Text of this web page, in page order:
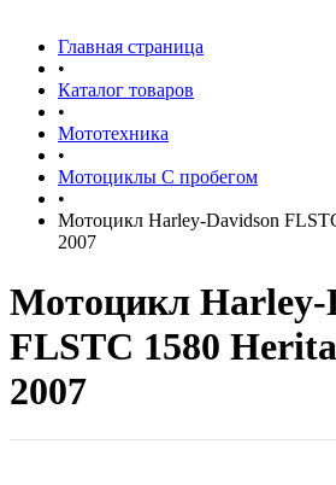
Главная страница
•
Каталог товаров
•
Мототехника
•
Мотоциклы С пробегом
•
Мотоцикл Harley-Davidson
2007
Мотоцикл Harley-
FLSTC 1580
2007